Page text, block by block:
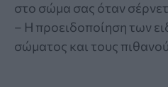
στο σώμα σας όταν
– Η προειδοποίηση των
σώματος και τους